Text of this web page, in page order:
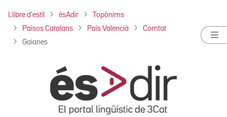
Llibre d'estil ésAdir Topònims
Països Catalans País Valencià Comtat
Gaianes